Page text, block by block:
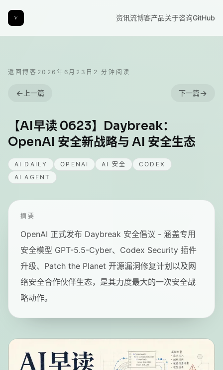
资讯流博客产品关于咨询GitHub
返回博客 2026年6月23日 2 分钟阅读
← 上一篇 下一篇→
【AI早读 0623】Daybreak：
OpenAI 安全新战略与 AI 安全生态
AI DAILY OPENAI AI 安全
CODEX
AI AGENT
摘要
OpenAI 正式发布 Daybreak 安全倡议 - 涵盖专用
安全模型 GPT-5.5-Cyber、Codex Security 插件
升级、Patch the Planet 开源漏洞修复计划以及网
络安全合作伙伴生态，是其力度最大的一次安全战
略动作。